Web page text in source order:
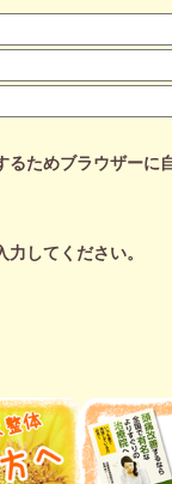
るためブラウザーに
力してください。